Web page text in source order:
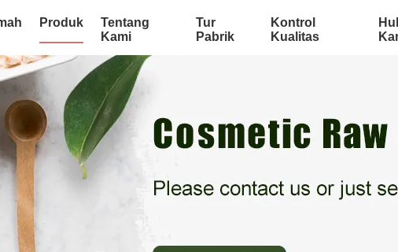
Produk
Tentang
Kami
Tur
Pabrik
Kontrol
Kualitas